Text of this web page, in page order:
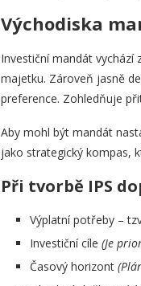
Východiska
Investiční mandát
majetku. Zároveň jasně
preference. Zohledňuje
Aby mohl být mandát
jako strategický kompas,
Při tvorbě IPS
Výplatní potřeby –
Investiční cíle (Je
Časový horizont